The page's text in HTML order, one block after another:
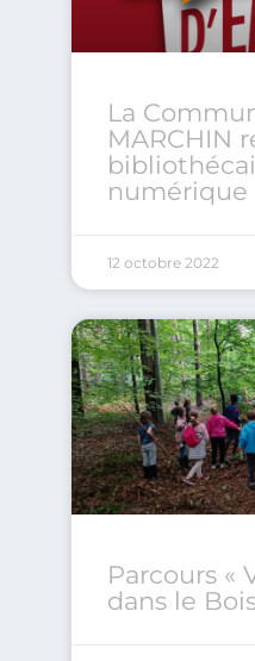
La
MARCHIN
numérique
12 octobre 2022
Parcours «
dans le